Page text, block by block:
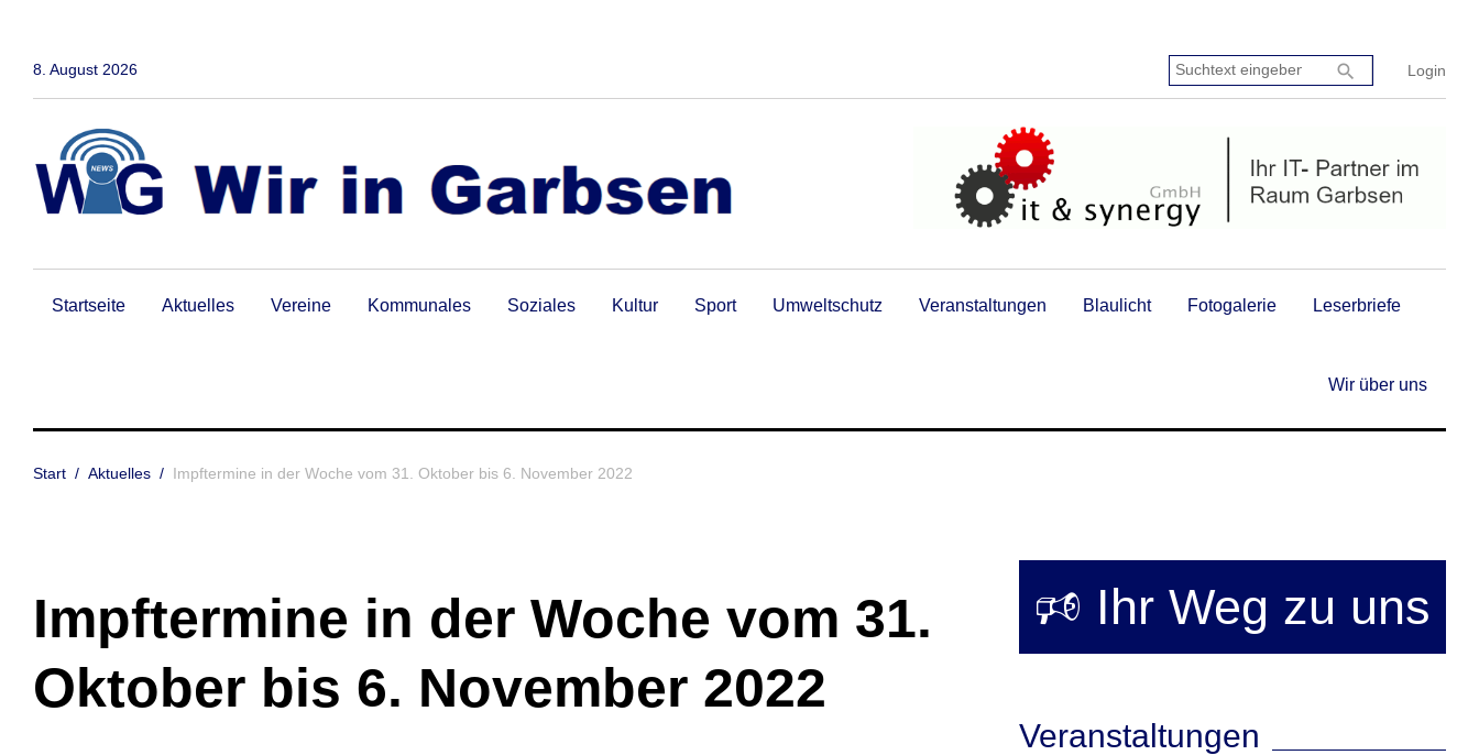
8. August 2026 Login
Suchtext
eingeben:
search
Startseite Aktuelles Vereine Kommunales Soziales Kultur Sport Umweltschutz Veranstaltungen Blaulicht Fotogalerie Leserbriefe
Wir über uns
Start / Aktuelles / Impftermine in der Woche vom 31. Oktober bis 6. November 2022
Impftermine in der Woche vom 31.
Oktober bis 6. November 2022
🕫 Ihr Weg zu uns
Veranstaltungen